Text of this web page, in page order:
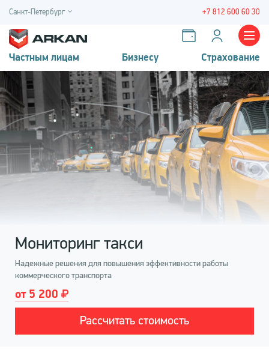
Санкт-Петербург +7 812 600 60 30
Частным лицам Бизнесу Страхование
Мониторинг такси
Надежные решения для повышения эффективности работы
коммерческого транспорта
от 5 200
Рассчитать стоимость